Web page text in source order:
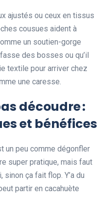
ajustés ou ceux en tissus
cousues aident à
un soutien-gorge
des bosses ou qu’il
textile pour arriver chez
une caresse.
découdre :
et bénéfices
un peu comme dégonfler
super pratique, mais faut
sinon ça fait flop. Y’a du
partir en cacahuète